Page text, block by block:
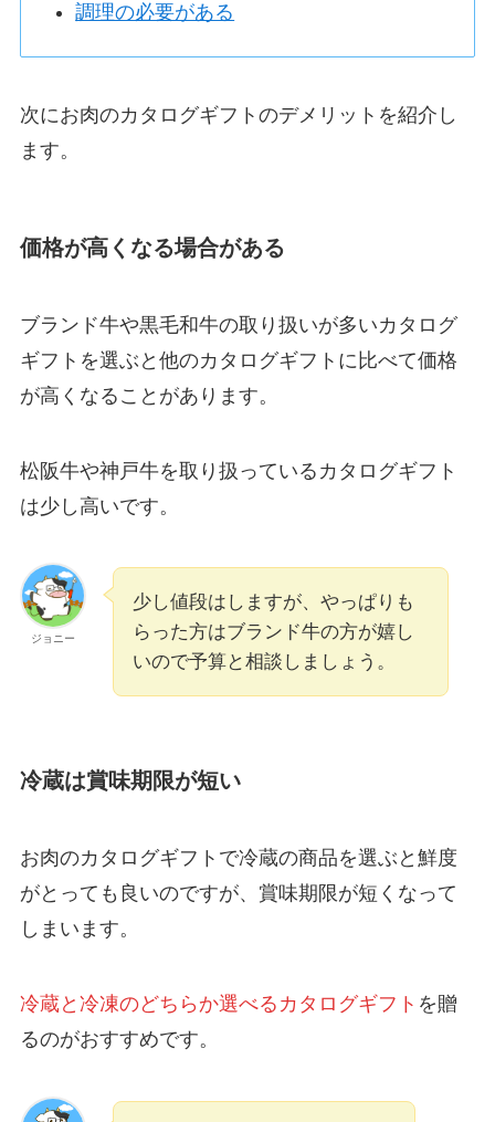
調理の必要がある
次にお肉のカタログギフトのデメリットを紹介し
ます。
価格が高くなる場合がある
ブランド牛や黒毛和牛の取り扱いが多いカタログ
ギフトを選ぶと他のカタログギフトに比べて価格
が高くなることがあります。
松阪牛や神戸牛を取り扱っているカタログギフト
は少し高いです。
ジョニー
少し値段はしますが、やっぱりも
らった方はブランド牛の方が嬉し
いので予算と相談しましょう。
冷蔵は賞味期限が短い
お肉のカタログギフトで冷蔵の商品を選ぶと鮮度
がとっても良いのですが、賞味期限が短くなって
しまいます。
冷蔵と冷凍のどちらか選べるカタログギフト を贈
るのがおすすめです。